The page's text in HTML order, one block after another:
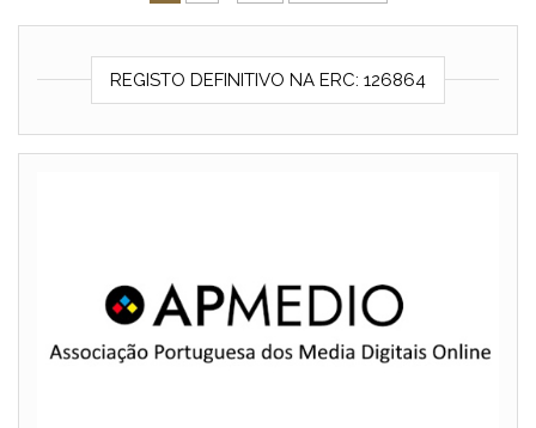
REGISTO DEFINITIVO NA ERC: 126864